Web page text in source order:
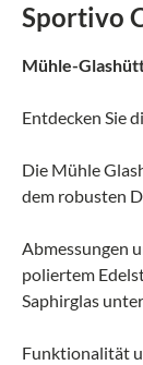
Sportivo
Mühle-
Entdecken Sie
Die Mühle
dem robusten
Abmessungen
poliertem
Saphirglas
Funktionalität